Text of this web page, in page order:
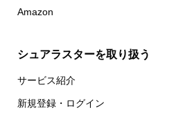
Amazon
シュアラスターを取り扱う
サービス紹介
新規登録・ログイン